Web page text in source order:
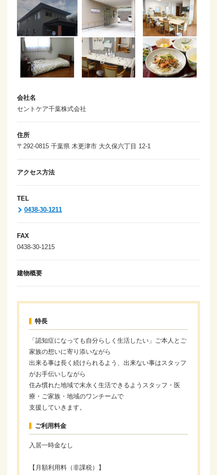
会社名
セントケア千葉株式会社
住所
〒292-0815 千葉県 木更津市 大久保六丁目 12-1
アクセス方法
TEL
0438-30-1211
FAX
0438-30-1215
建物概要
特長
「認知症になっても自分らしく生活したい」ご本人とご
家族の想いに寄り添いながら
出来る事は長く続けられるよう、出来ない事はスタッフ
がお手伝いしながら
住み慣れた地域で末永く生活できるようスタッフ・医
療・ご家族・地域のワンチームで
支援していきます。
ご利用料金
入居一時金なし
【月額利用料（非課税）】